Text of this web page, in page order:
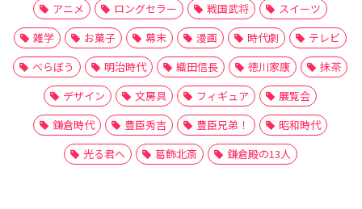
アニメ
ロングセラー 戦国武将
スイーツ
雑学
お菓子 幕末 漫画 時代劇
テレビ
べらぼう
明治時代 織田信長 徳川家康
抹茶
デザイン
文房具 フィギュア
展覧会
鎌倉時代
豊臣秀吉 豊臣兄弟！
昭和時代
光る君へ
葛飾北斎 鎌倉殿の13人